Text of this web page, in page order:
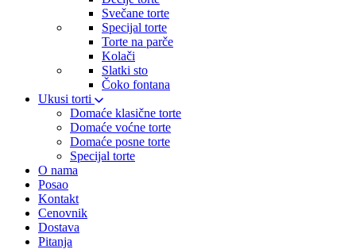
Svečane torte
Specijal torte
Torte na parče
Kolači
Slatki sto
Čoko fontana
Ukusi torti
Domaće klasične torte
Domaće voćne torte
Domaće posne torte
Specijal torte
O nama
Posao
Kontakt
Cenovnik
Dostava
Pitanja